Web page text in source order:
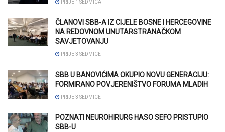
PRIJE 1 SEDMICA
ČLANOVI SBB-A IZ CIJELE BOSNE I HERCEGOVINE
NA REDOVNOM UNUTARSTRANAČKOM
SAVJETOVANJU
PRIJE 3 SEDMICE
SBB U BANOVIĆIMA OKUPIO NOVU GENERACIJU:
FORMIRANO POVJERENIŠTVO FORUMA MLADIH
PRIJE 3 SEDMICE
POZNATI NEUROHIRURG HASO SEFO PRISTUPIO
SBB-U